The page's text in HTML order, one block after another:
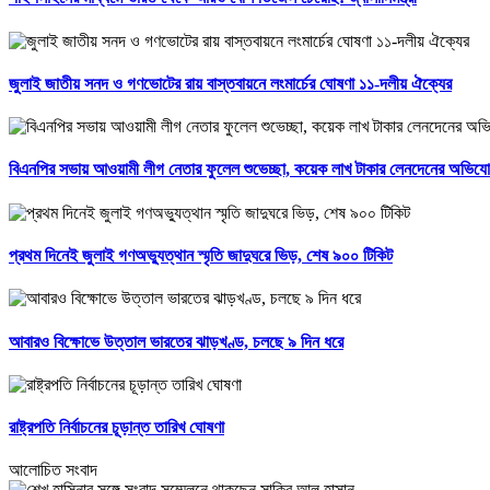
জুলাই জাতীয় সনদ ও গণভোটের রায় বাস্তবায়নে লংমার্চের ঘোষণা ১১-দলীয় ঐক্যের
বিএনপির সভায় আওয়ামী লীগ নেতার ফুলেল শুভেচ্ছা, কয়েক লাখ টাকার লেনদেনের
প্রথম দিনেই জুলাই গণঅভ্যুত্থান স্মৃতি জাদুঘরে ভিড়, শেষ ৯০০ টিকিট
আবারও বিক্ষোভে উত্তাল ভারতের ঝাড়খণ্ড, চলছে ৯ দিন ধরে
রাষ্ট্রপতি নির্বাচনের চূড়ান্ত তারিখ ঘোষণা
আলোচিত সংবাদ